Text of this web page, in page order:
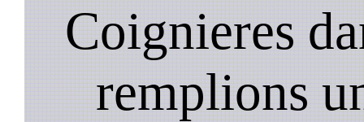
Coignieres
remplions